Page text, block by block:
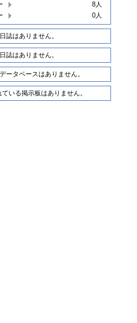
8人
0人
誌はありません。
誌はありません。
ータベースはありません。
いる掲示板はありません。